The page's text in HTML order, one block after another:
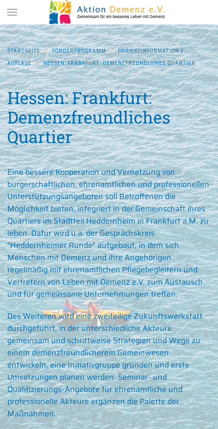
Zum Hauptinhalt springen
STARTSEITE FÖRDERPROGRAMM
PROJEKTINFORMATION 2.
AUFLAGE
HESSEN: FRANKFURT: DEMENZFREUNDLICHES QUARTIER
Hessen: Frankfurt:
Demenzfreundliches
Quartier
Eine bessere Kooperation und Vernetzung von
bürgerschaftlichen, ehrenamtlichen und professionellen
Unterstützungsangeboten soll Betroffenen die
Möglichkeit bieten, integriert in der Gemeinschaft ihres
Quartiers im Stadtteil Heddernheim in Frankfurt a.M. zu
leben. Dafür wird u.a. der Gesprächskreis
"Heddernheimer Runde" aufgebaut, in dem sich
Menschen mit Demenz und ihre Angehörigen
regelmäßig mit ehrenamtlichen Pflegebegleitern und
Vertretern von Leben mit Demenz e.V. zum Austausch
und für gemeinsame Unternehmungen treffen.
Des Weiteren wird eine zweiteilige Zukunftswerkstatt
durchgeführt, in der unterschiedliche Akteure
gemeinsam und schrittweise Strategien und Wege zu
einem demenzfreundlicherem Gemeinwesen
entwickeln, eine Initiativgruppe gründen und erste
Umsetzungen planen werden. Seminar- und
Qualifizierungs-Angebote für ehrenamtliche und
professionelle Akteure ergänzen die Palette der
Maßnahmen.